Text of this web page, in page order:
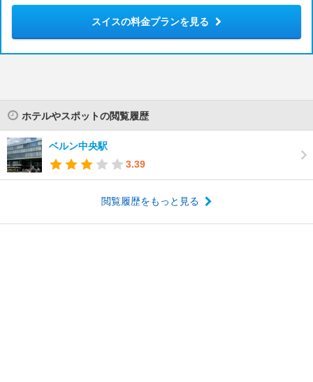
スイスの料金プランを見る
ホテルやスポットの閲覧履歴
ベルン中央駅
3.39
閲覧履歴をもっと見る